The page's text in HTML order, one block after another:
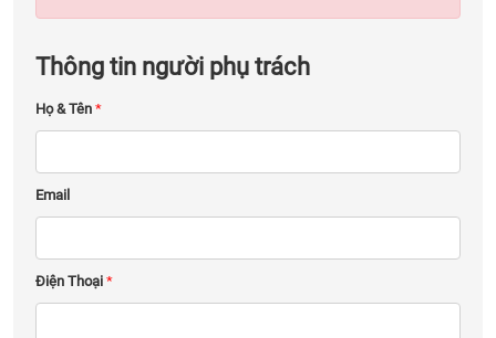
Thông tin người phụ trách
Họ & Tên *
Email
Điện Thoại *